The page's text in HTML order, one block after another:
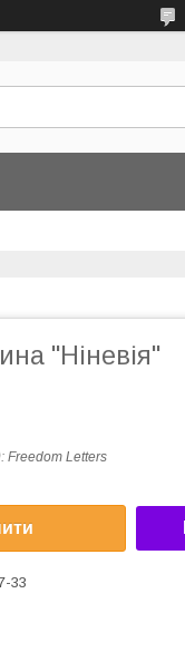
"Ніневія"
Freedom Letters
33